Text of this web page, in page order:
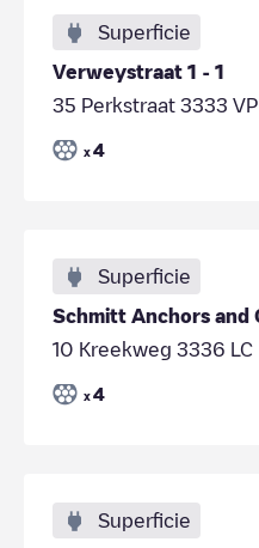
Superficie
Verweystraat 1 - 1
35 Perkstraat 3333 VP
x 4
Superficie
10 Kreekweg 3336 LC
x 4
Superficie